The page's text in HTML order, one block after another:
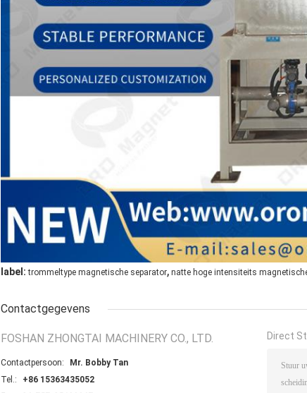
label: trommeltype magnetische separator, natte hoge intensiteits
Contactgegevens
FOSHAN ZHONGTAI MACHINERY CO., LTD.
Contactpersoon:
Mr. Bobby Tan
Tel.:
+86 15363435052
Direct